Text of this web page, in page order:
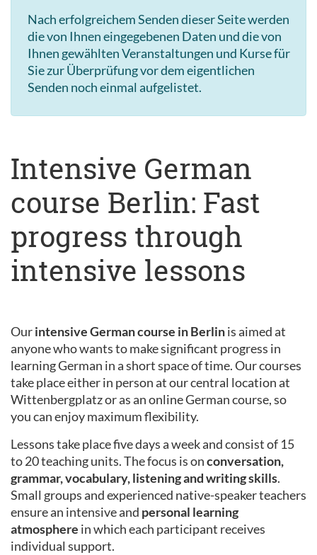
Nach erfolgreichem Senden dieser Seite werden
die von Ihnen eingegebenen Daten und die von
Ihnen gewählten Veranstaltungen und Kurse für
Sie zur Überprüfung vor dem eigentlichen
Senden noch einmal aufgelistet.
Intensive German
course Berlin: Fast
progress through
intensive lessons
Ourintensive German course in Berlinis aimed at
anyone who wants to make significant progress in
learning German in a short space of time. Our courses
take place either in person at our central location at
Wittenbergplatz or as an online German course, so
you can enjoy maximum flexibility.
Lessons take place five days a week and consist of 15
to 20 teaching units. The focus is onconversation,
grammar, vocabulary, listening and writing skills.
Small groups and experienced native-speaker teachers
ensure an intensive and personal learning
atmosphere in which each participant receives
individual support.